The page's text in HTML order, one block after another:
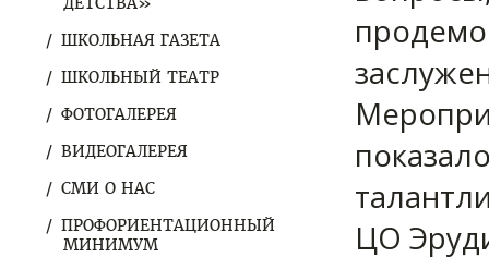
ШКОЛЬНАЯ ГАЗЕТА
ШКОЛЬНЫЙ ТЕАТР
ФОТОГАЛЕРЕЯ
ВИДЕОГАЛЕРЕЯ
СМИ О НАС
ПРОФОРИЕНТАЦИОННЫЙ
МИНИМУМ
ЦО